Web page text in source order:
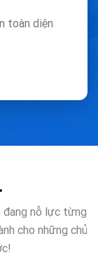
toàn diện
đang nỗ lực từng
cho những chủ